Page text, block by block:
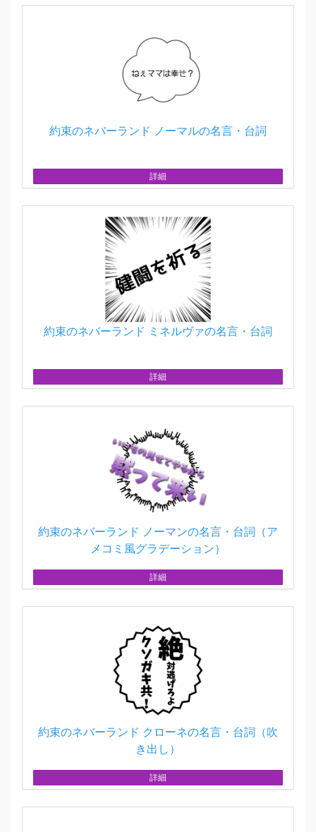
約束のネバーランド ノーマルの名言・台詞
詳細
約束のネバーランド ミネルヴァの名言・台詞
詳細
約束のネバーランド ノーマンの名言・台詞（ア
メコミ風グラデーション）
詳細
約束のネバーランド クローネの名言・台詞（吹
き出し）
詳細